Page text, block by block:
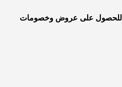
للحصول على عروض وخصومات